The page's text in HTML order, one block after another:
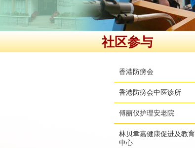
社区参与
香港防痨会
香港防痨会中医诊所
傅丽仪护理安老院
林贝聿嘉健康促进及教育
中心